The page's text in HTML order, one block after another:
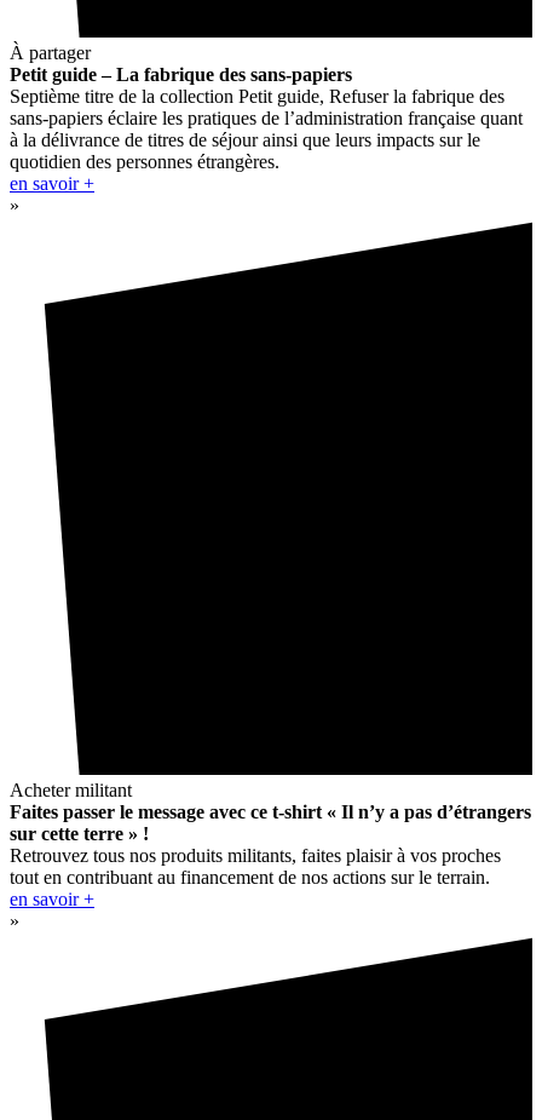
À partager
Petit guide – La fabrique des sans-papiers
Septième titre de la collection Petit guide, Refuser la fabrique des
sans-papiers éclaire les pratiques de l’administration française quant
à la délivrance de titres de séjour ainsi que leurs impacts sur le
quotidien des personnes étrangères.
en savoir +
»
Acheter militant
Faites passer le message avec ce t-shirt « Il n’y a pas d’étrangers
sur cette terre » !
Retrouvez tous nos produits militants, faites plaisir à vos proches
tout en contribuant au financement de nos actions sur le terrain.
en savoir +
»